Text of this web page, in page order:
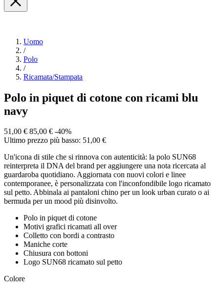
Uomo
/
Polo
/
Ricamata/Stampata
Polo in piquet di cotone con ricami blu
navy
51,00 € 85,00 € -40%
Ultimo prezzo più basso: 51,00 €
Un'icona di stile che si rinnova con autenticità: la polo SUN68
reinterpreta il DNA del brand per aggiungere una nota ricercata al
guardaroba quotidiano. Aggiornata con nuovi colori e linee
contemporanee, è personalizzata con l'inconfondibile logo ricamato
sul petto. Abbinala ai pantaloni chino per un look urban curato o ai
bermuda per un mood più disinvolto.
Polo in piquet di cotone
Motivi grafici ricamati all over
Colletto con bordi a contrasto
Maniche corte
Chiusura con bottoni
Logo SUN68 ricamato sul petto
Colore